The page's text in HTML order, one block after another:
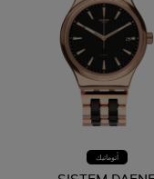
أتوماتيك